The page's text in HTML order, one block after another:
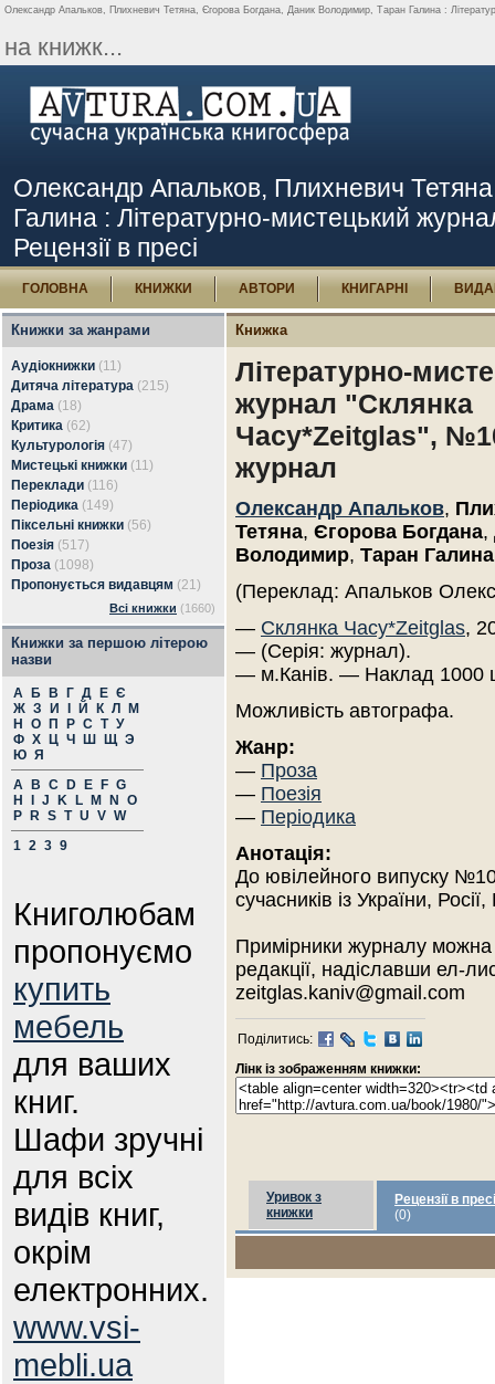
Олександр Апальков, Плихневич Тетяна, Єгорова Богдана, Даник Володимир, Таран Галина :
на книжк...
Олександр Апальков, Плихневич
Галина : Літературно-мистецький
Рецензії в пресі
ГОЛОВНА КНИЖКИ АВТОРИ КНИГАРНІ
Книжки за жанрами
Аудіокнижки (11)
Дитяча література (215)
Драма (18)
Критика (62)
Культурологія (47)
Мистецькі книжки (11)
Переклади (116)
Періодика (149)
Піксельні книжки (56)
Поезія (517)
Проза (1098)
Пропонується видавцям (21)
Всі книжки (1660)
Книжки за першою літерою
назви
А Б В Г Д Е Є
Ж З И Й К Л
М
Н
О П Р С Т У
Ф Х Ц Ч Ш Щ Э
Ю Я
A
B C D E F G
H
J K L M N
O
P
R S T U V W
1 2 3 9
Книголюбам
пропонуємо
купить
мебель
для ваших
книг.
Шафи зручні
для всіх
видів книг,
окрім
електронних.
www.vsi-
mebli.ua
Книжка
Літературно-
журнал "Склянка
Часу*Zeitglas",
журнал
Олександр Апальков,
Тетяна, Єгорова Богдана,
Володимир, Таран Галина
(Переклад: Апальков
— Склянка Часу*Zeitglas,
— (Серія: журнал).
— м.Канів. — Наклад 1000
Можливість автографа.
Жанр:
— Проза
— Поезія
— Періодика
Анотація:
До ювілейного випуску
сучасників із України,
Примірники журналу
редакції, надіславши ел-
zeitglas.kaniv@gmail.com
Поділитись:
Лінк із зображенням книжки:
Уривок з
книжки
Рецензії в пресі
(0)